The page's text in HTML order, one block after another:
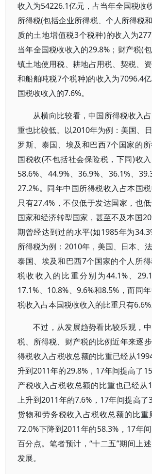
收入为54226.1亿元，占当年全国税收
所得税(包括企业所得税、个人所得税
质的土地增值税3个税种)的收入为
当年全国税收收入的29.8%；财产税(
镇土地使用税、耕地占用税、契税、
和船舶吨税7个税种)的收入为7096.4
国税收收入的7.6%。
从横向比较看，中国所得税收入
重也比较低。以2010年为例：美国、
罗斯、泰国、埃及和巴西7个国家的
国税收(不包括社会保险税，下同)收
58.6%、44.9%、36.9%、36.1%、
27.2%。同年中国所得税收入占本国
只有27.4%，不仅低于发达国家，也
国家和经济转型国家，甚至不及本国
期曾经达到过的水平(如1985年为
所得税为例：2010年，美国、日本、法
泰国、埃及和巴西7个国家的个人所
税收收入的比重分别为44.1%、
17.1%、10.8%、9.6%和8.5%，而同
税收入占本国税收收入的比重只有6.6%
不过，从发展趋势看比较乐观，
税、所得税、财产税的比例近年来逐
得税收入占税收总额的比重已经从
升到2011年的29.8%，17年间提高了
产税收入占税收总额的比重也已经从
上升到2011年的7.6%，17年间提高了
货物和劳务税收入占税收总额的比重
72.0%下降到2011年的58.3%，17年
百分点。笔者预计，“十二五”期间上
发展。